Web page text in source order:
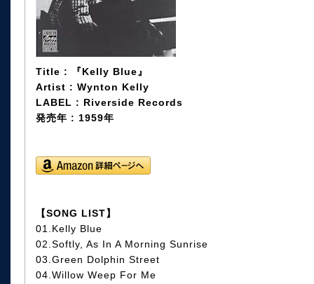
Title : 『Kelly Blue』
Artist : Wynton Kelly
LABEL : Riverside Records
発売年 : 1959年
【SONG LIST】
01.Kelly Blue
02.Softly, As In A Morning Sunrise
03.Green Dolphin Street
04.Willow Weep For Me